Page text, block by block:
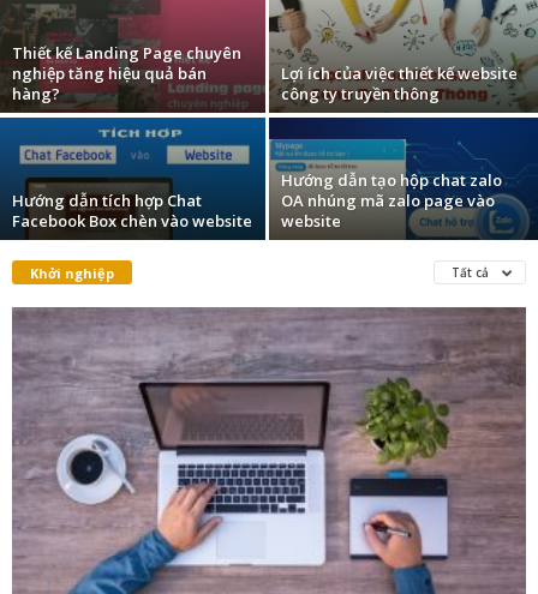
Thiết kế Landing Page chuyên
nghiệp tăng hiệu quả bán
hàng?
Lợi ích của việc thiết kế website
công ty truyền thông
Hướng dẫn tích hợp Chat
Facebook Box chèn vào website
Hướng dẫn tạo hộp chat zalo
OA nhúng mã zalo page vào
website
Khởi nghiệp Tất cả